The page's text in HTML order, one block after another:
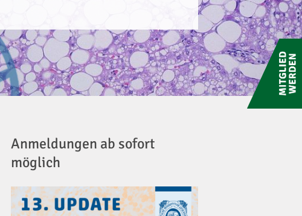
Anmeldungen ab sofort
möglich
Mitglied
werden